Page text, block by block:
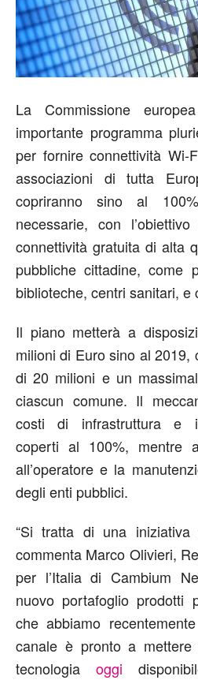
La Commissione
importante programma
per fornire connettività
associazioni di tutta
copriranno sino al
necessarie, con
connettività gratuita di alta
pubbliche cittadine, come
biblioteche, centri sanitari, e
Il piano metterà a
milioni di Euro sino al 2019,
di 20 milioni e un
ciascun comune. Il
costi di infrastruttura e
coperti al 100%, mentre
all’operatore e la
degli enti pubblici.
“Si tratta di una
commenta Marco Olivieri,
per l’Italia di Cambium
nuovo portafoglio prodotti
che abbiamo
canale è pronto a
tecnologia oggi